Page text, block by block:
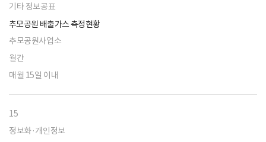
기타 정보공표
추모공원 배출가스 측정현황
추모공원사업소
월간
매월 15일 이내
15
정보화·개인정보